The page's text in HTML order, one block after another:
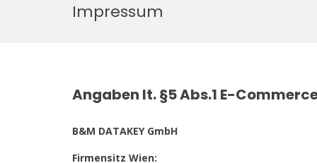
Impressum
Angaben lt. §5 Abs.1 E-
B&M DATAKEY GmbH
Firmensitz Wien: